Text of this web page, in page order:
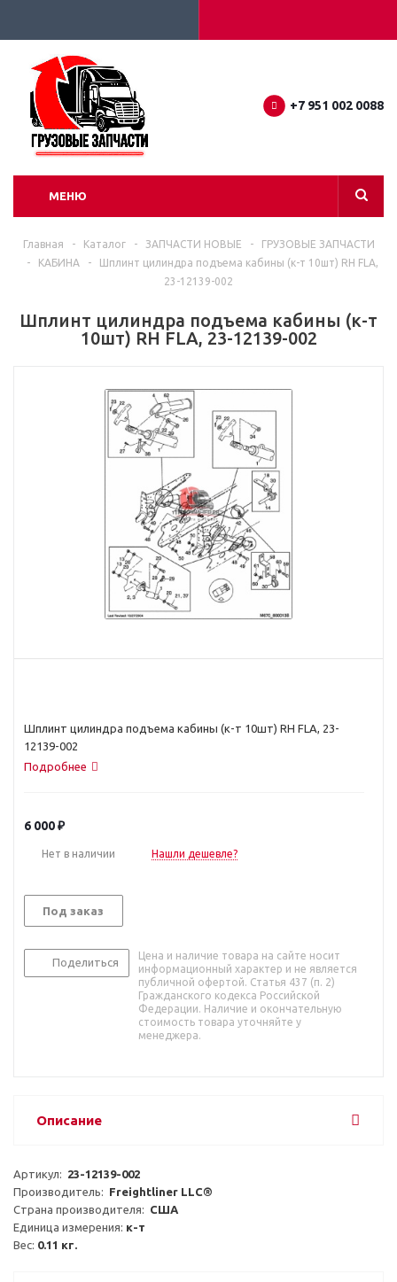
+7 951 002 0088
МЕНЮ
Главная - Каталог - ЗАПЧАСТИ НОВЫЕ -
ГРУЗОВЫЕ ЗАПЧАСТИ
-
КАБИНА -
Шплинт цилиндра подъема кабины (к-т 10шт) RH FLA,
23-12139-002
Шплинт цилиндра подъема кабины (к-т
10шт) RH FLA, 23-12139-002
Шплинт цилиндра подъема кабины (к-т 10шт) RH FLA, 23-
12139-002
Подробнее
6 000₽
Нет в наличии Нашли дешевле?
Под заказ
Поделиться
Цена и наличие товара на сайте носит
информационный характер и не является
публичной офертой. Статья 437 (п. 2)
Гражданского кодекса Российской
Федерации. Наличие и окончательную
стоимость товара уточняйте у
менеджера.
Описание
Артикул: 23-12139-002
Производитель: Freightliner LLC®
Страна производителя: США
Единица измерения: к-т
Вес: 0.11 кг.